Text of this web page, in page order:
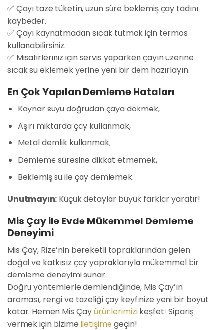
✅ Çayı taze tüketin, uzun süre beklemiş çay tadını
kaybeder.
✅ Çayı kaynatmadan sıcak tutmak için termos
kullanabilirsiniz.
✅ Misafirleriniz için servis yaparken çayın üzerine
sıcak su eklemek yerine yeni bir dem hazırlayın.
En Çok Yapılan Demleme Hataları
Kaynar suyu doğrudan çaya dökmek,
Aşırı miktarda çay kullanmak,
Metal demlik kullanmak,
Demleme süresine dikkat etmemek,
Beklemiş su ile çay demlemek.
Unutmayın: Küçük detaylar büyük farklar yaratır!
Mis Çay ile Evde Mükemmel Demleme
Deneyimi
Mis Çay, Rize’nin bereketli topraklarından gelen
doğal ve katkısız çay yapraklarıyla mükemmel bir
demleme deneyimi sunar.
Doğru yöntemlerle demlendiğinde, Mis Çay’ın
aroması, rengi ve tazeliği çay keyfinize yeni bir boyut
katar. Hemen Mis Çayürünlerimizi keşfet! Sipariş
vermek için bizime iletişime geçin!